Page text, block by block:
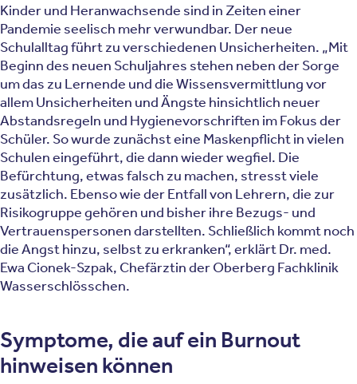
Kinder und Heranwachsende sind in Zeiten einer
Pandemie seelisch mehr verwundbar. Der neue
Schulalltag führt zu verschiedenen Unsicherheiten. „Mit
Beginn des neuen Schuljahres stehen neben der Sorge
um das zu Lernende und die Wissensvermittlung vor
allem Unsicherheiten und Ängste hinsichtlich neuer
Abstandsregeln und Hygienevorschriften im Fokus der
Schüler. So wurde zunächst eine Maskenpflicht in vielen
Schulen eingeführt, die dann wieder wegfiel. Die
Befürchtung, etwas falsch zu machen, stresst viele
zusätzlich. Ebenso wie der Entfall von Lehrern, die zur
Risikogruppe gehören und bisher ihre Bezugs- und
Vertrauenspersonen darstellten. Schließlich kommt noch
die Angst hinzu, selbst zu erkranken“, erklärt Dr. med.
Ewa Cionek-Szpak, Chefärztin der Oberberg Fachklinik
Wasserschlösschen.
Symptome, die auf ein Burnout
hinweisen können